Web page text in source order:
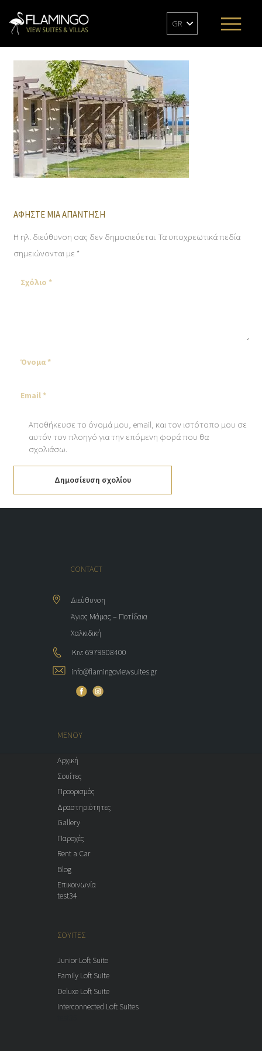
GR
ΑΦΉΣΤΕ ΜΙΑ ΑΠΆΝΤΗΣΗ
Η ηλ. διεύθυνση σας δεν δημοσιεύεται. Τα υποχρεωτικά πεδία
σημειώνονται με *
Αποθήκευσε το όνομά μου, email, και τον ιστότοπο μου σε
αυτόν τον πλοηγό για την επόμενη φορά που θα
σχολιάσω.
Δημοσίευση σχολίου
CONTACT
Διεύθυνση
Άγιος Μάμας – Ποτίδαια
Χαλκιδική
Κιν: 6979808400
info@flamingoviewsuites.gr
ΜΕΝΟΥ
Αρχική
Σουίτες
Προορισμός
Δραστηριότητες
Gallery
Παροχές
Rent a Car
Blog
Επικοινωνία
test34
ΣΟΥΙΤΕΣ
Junior Loft Suite
Family Loft Suite
Deluxe Loft Suite
Interconnected Loft Suites